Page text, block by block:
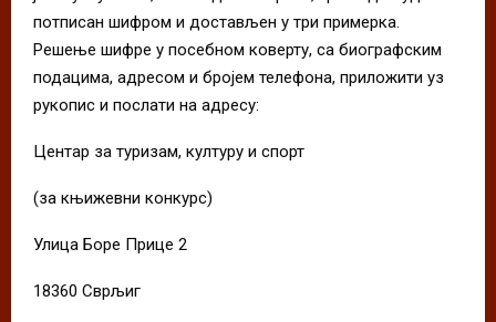
потписан шифром и достављен у три примерка.
Решење шифре у посебном коверту, са биографским
подацима, адресом и бројем телефона, приложити уз
рукопис и послати на адресу:
Центар за туризам, културу и спорт
(за књижевни конкурс)
Улица Боре Прице 2
18360 Сврљиг